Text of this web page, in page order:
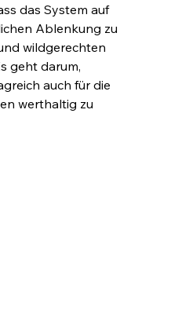
das System auf
Ablenkung zu
wildgerechten
geht darum,
auch für die
werthaltig zu